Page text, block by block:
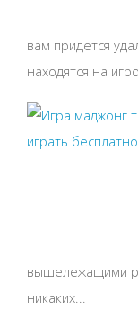
вам придется
находятся на
вышележащими
никаких...